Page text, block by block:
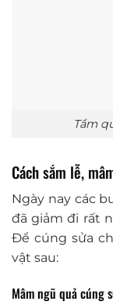
Tầm
Cách sắm lễ,
Ngày nay các
đã giảm đi rất
Để cúng sửa
vật sau:
Mâm ngũ quả cúng